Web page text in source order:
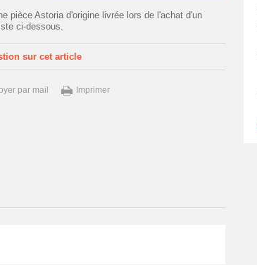
pièce Astoria d'origine livrée lors de l'achat d'un
ci-dessous.
sur cet article
par mail Imprimer